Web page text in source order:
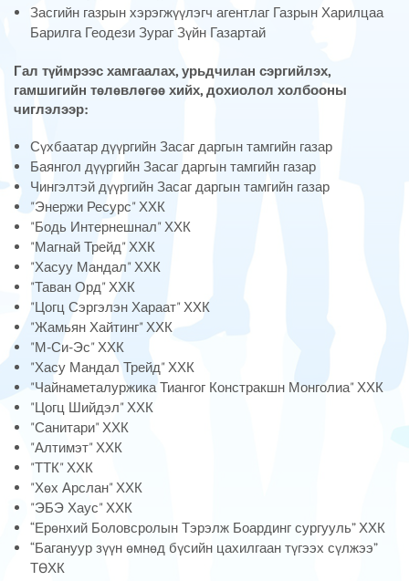
Засгийн газрын хэрэгжүүлэгч агентлаг Газрын Харилцаа
Барилга Геодези Зураг Зүйн Газартай
Гал түймрээс хамгаалах, урьдчилан сэргийлэх,
гамшигийн төлөвлөгөө хийх, дохиолол холбооны
чиглэлээр:
Сүхбаатар дүүргийн Засаг даргын тамгийн газар
Баянгол дүүргийн Засаг даргын тамгийн газар
Чингэлтэй дүүргийн Засаг даргын тамгийн газар
"Энержи Ресурс" ХХК
"Бодь Интернешнал" ХХК
"Магнай Трейд" ХХК
"Хасуу Мандал" ХХК
"Таван Орд" ХХК
"Цогц Сэргэлэн Хараат" ХХК
"Жамьян Хайтинг" ХХК
"М-Си-Эс" ХХК
"Хасу Мандал Трейд" ХХК
"Чайнаметалуржика Тиангог Констракшн Монголиа" ХХК
"Цогц Шийдэл" ХХК
"Санитари" ХХК
"Алтимэт" ХХК
"ТТК" ХХК
"Хөх Арслан" ХХК
"ЭБЭ Хаус" ХХК
“Ерөнхий Боловсролын Тэрэлж Боардинг сургууль” ХХК
“Багануур зүүн өмнөд бүсийн цахилгаан түгээх сүлжээ”
ТӨХК